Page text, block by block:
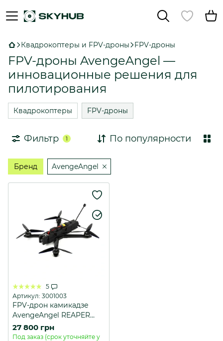
Квадрокоптеры и FPV-дроны FPV-дроны
FPV-дроны AvengeAngel —
инновационные решения для
пилотирования
Квадрокоптеры FPV-дроны
Фильтр 1 По популярности
Бренд AvengeAngel
5
Артикул: 3001003
FPV-дрон камикадзе
AvengeAngel REAPER
SUPERMAN 7" 5.8G
27 800 грн
Под заказ (срок уточняйте у